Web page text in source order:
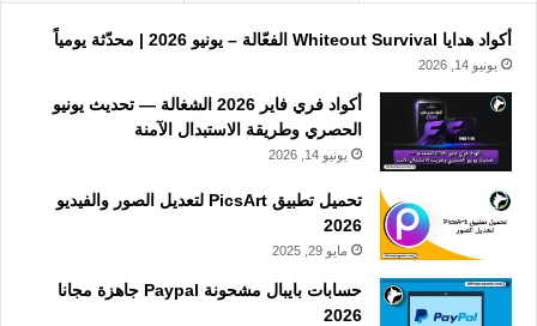
أكواد هدايا Whiteout Survival الفعّالة – يونيو 2026 | محدّثة يومياً
يونيو 14, 2026
أكواد فري فاير 2026 الشغالة — تحديث يونيو
الحصري وطريقة الاستبدال الآمنة
يونيو 14, 2026
تحميل تطبيق PicsArt لتعديل الصور والفيديو
2026
مايو 29, 2025
حسابات بايبال مشحونة Paypal جاهزة مجانا
2026